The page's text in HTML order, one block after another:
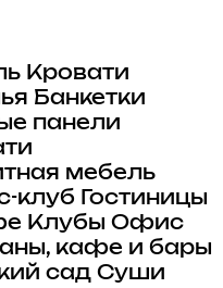
Кровати
Банкетки
панели
мебель
клуб
Гостиницы
Клубы Офис
кафе и бары
сад Суши